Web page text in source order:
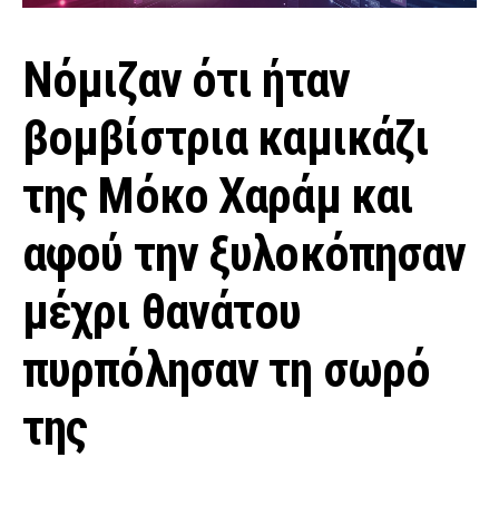
Νόμιζαν ότι ήταν
βομβίστρια καμικάζι
της Μόκο Χαράμ και
αφού την ξυλοκόπησαν
μέχρι θανάτου
πυρπόλησαν τη σωρό
της